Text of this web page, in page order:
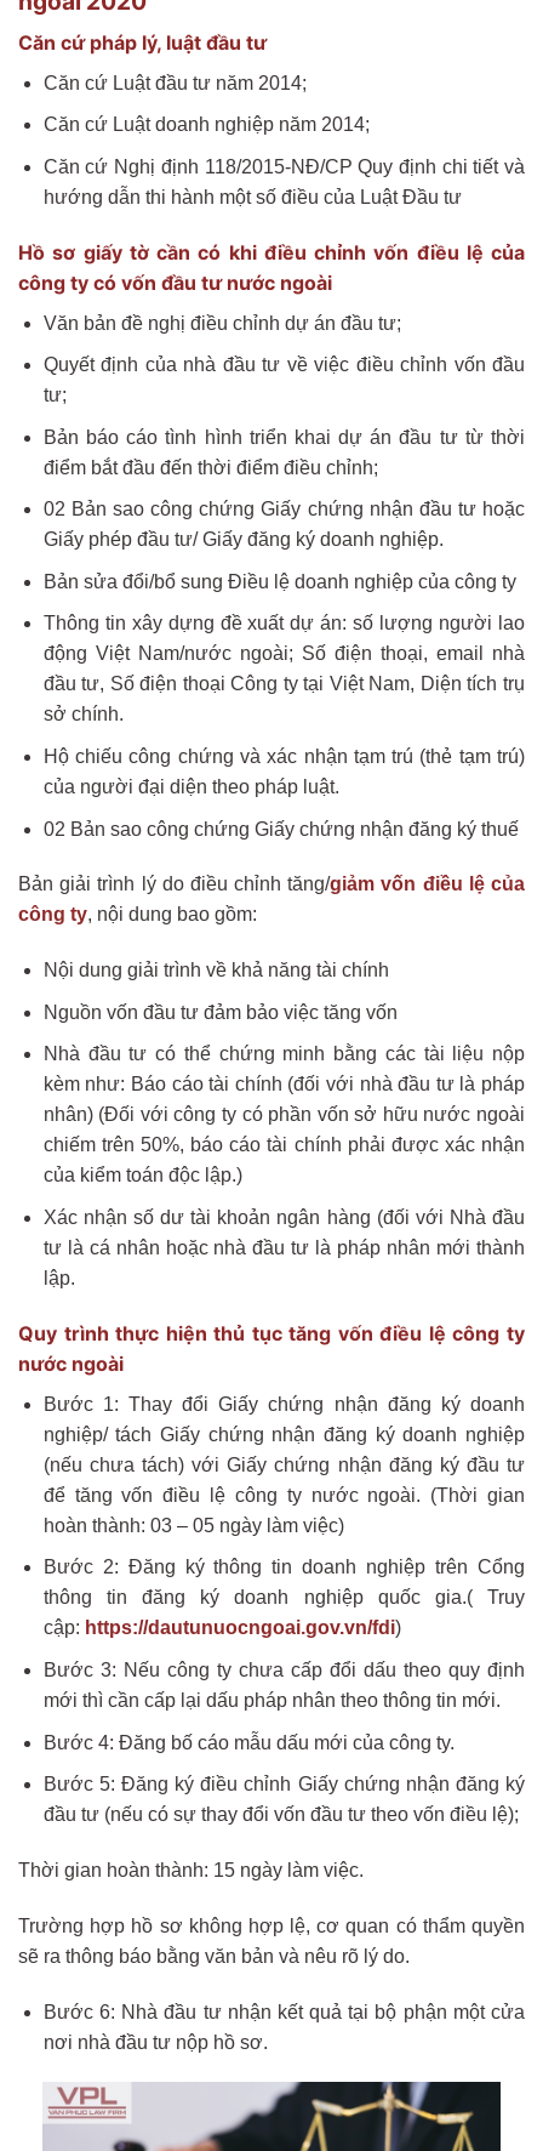
Căn cứ pháp lý, luật đầu tư
Căn cứ Luật đầu tư năm 2014;
Căn cứ Luật doanh nghiệp năm 2014;
Căn cứ Nghị định 118/2015-NĐ/CP Quy định chi tiết và
hướng dẫn thi hành một số điều của Luật Đầu tư
Hồ sơ giấy tờ cần có khi điều chỉnh vốn điều lệ của
công ty có vốn đầu tư nước ngoài
Văn bản đề nghị điều chỉnh dự án đầu tư;
Quyết định của nhà đầu tư về việc điều chỉnh vốn đầu
tư;
Bản báo cáo tình hình triển khai dự án đầu tư từ thời
điểm bắt đầu đến thời điểm điều chỉnh;
02 Bản sao công chứng Giấy chứng nhận đầu tư hoặc
Giấy phép đầu tư/ Giấy đăng ký doanh nghiệp.
Bản sửa đổi/bổ sung Điều lệ doanh nghiệp của công ty
Thông tin xây dựng đề xuất dự án: số lượng người lao
động Việt Nam/nước ngoài; Số điện thoại, email nhà
đầu tư, Số điện thoại Công ty tại Việt Nam, Diện tích trụ
sở chính.
Hộ chiếu công chứng và xác nhận tạm trú (thẻ tạm trú)
của người đại diện theo pháp luật.
02 Bản sao công chứng Giấy chứng nhận đăng ký thuế
Bản giải trình lý do điều chỉnh tăng/giảm vốn điều lệ của
công ty, nội dung bao gồm:
Nội dung giải trình về khả năng tài chính
Nguồn vốn đầu tư đảm bảo việc tăng vốn
Nhà đầu tư có thể chứng minh bằng các tài liệu nộp
kèm như: Báo cáo tài chính (đối với nhà đầu tư là pháp
nhân) (Đối với công ty có phần vốn sở hữu nước ngoài
chiếm trên 50%, báo cáo tài chính phải được xác nhận
của kiểm toán độc lập.)
Xác nhận số dư tài khoản ngân hàng (đối với Nhà đầu
tư là cá nhân hoặc nhà đầu tư là pháp nhân mới thành
lập.
Quy trình thực hiện thủ tục tăng vốn điều lệ công ty
nước ngoài
Bước 1: Thay đổi Giấy chứng nhận đăng ký doanh
nghiệp/ tách Giấy chứng nhận đăng ký doanh nghiệp
(nếu chưa tách) với Giấy chứng nhận đăng ký đầu tư
để tăng vốn điều lệ công ty nước ngoài. (Thời gian
hoàn thành: 03 – 05 ngày làm việc)
Bước 2: Đăng ký thông tin doanh nghiệp trên Cổng
thông tin đăng ký doanh nghiệp quốc gia.( Truy
cập: https://dautunuocngoai.gov.vn/fdi)
Bước 3: Nếu công ty chưa cấp đổi dấu theo quy định
mới thì cần cấp lại dấu pháp nhân theo thông tin mới.
Bước 4: Đăng bố cáo mẫu dấu mới của công ty.
Bước 5: Đăng ký điều chỉnh Giấy chứng nhận đăng ký
đầu tư (nếu có sự thay đổi vốn đầu tư theo vốn điều lệ);
Thời gian hoàn thành: 15 ngày làm việc.
Trường hợp hồ sơ không hợp lệ, cơ quan có thẩm quyền
sẽ ra thông báo bằng văn bản và nêu rõ lý do.
Bước 6: Nhà đầu tư nhận kết quả tại bộ phận một cửa
nơi nhà đầu tư nộp hồ sơ.